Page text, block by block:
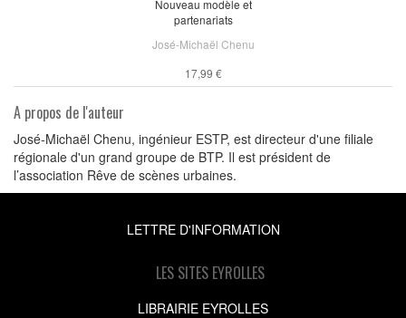
Nouveau modèle et
partenariats
José-Michaël Chenu
17,99 €
A propos de l'auteur
José-Michaël Chenu, ingénieur ESTP, est directeur d'une filiale
régionale d'un grand groupe de BTP. Il est président de
l’association Rêve de scènes urbaines.
LETTRE D'INFORMATION
LES SITES EYROLLES
LIBRAIRIE EYROLLES